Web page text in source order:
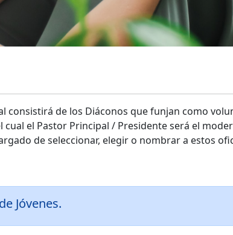
consistirá de los Diáconos que funjan como
el Pastor Principal / Presidente será el
de seleccionar, elegir o nombrar a estos
Jóvenes.